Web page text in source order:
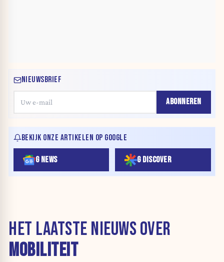
NIEUWSBRIEF
ABONNEREN
BEKIJK ONZE ARTIKELEN OP GOOGLE
G NEWS G DISCOVER
HET LAATSTE NIEUWS OVER
MOBILITEIT